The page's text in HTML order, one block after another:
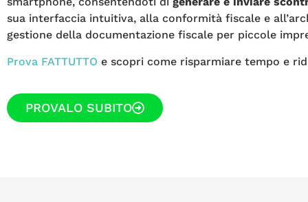
sua interfaccia intuitiva, alla conformità fiscale e
gestione della documentazione fiscale per piccole
Prova FATTUTTO e scopri come risparmiare tempo e
PROVALO SUBITO